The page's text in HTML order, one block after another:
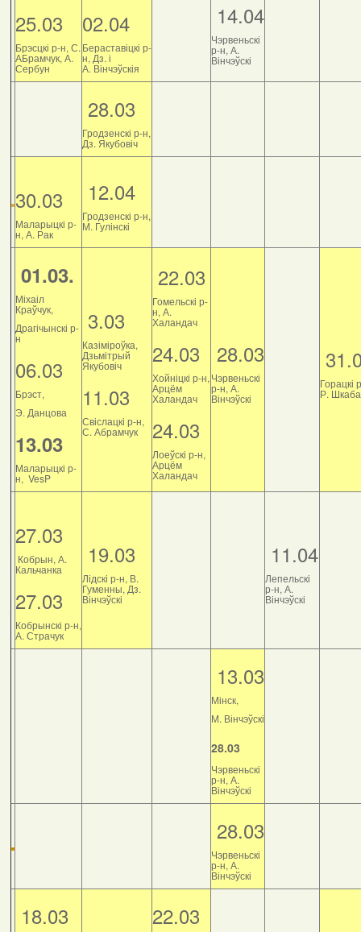
25.03
Брэсцкі р-н, С.
АБрамчук, А.
Сербун
02.04
Бераставіцкі р-
н, Дз. і
А. Вінчэўскія
14.04
Чэрвеньскі
р-н, А.
Вінчэўскі
28.03
Гродзенскі р-н,
Дз. Якубовіч
30.03
Маларыцкі р-
н, А. Рак
12.04
Гродзенскі р-н,
М. Гулінскі
01.03.
Міхаіл
Краўчук,
Драгічынскі р-
н
06.03
Брэст,
Э. Данцова
13.03
Маларыцкі р-
н, VesP
3.03
Казіміроўка,
Дзьмітрый
Якубовіч
11.03
Свіслацкі р-н,
С. Абрамчук
22.03
Гомельскі р-
н, А.
Халандач
24.03
Хойніцкі р-н,
Арцём
Халандач
24.03
Лоеўскі р-н,
Арцём
Халандач
28.03
Чэрвеньскі
р-н, А.
Вінчэўскі
Горацкі
Р.
27.03
Кобрын, А.
Кальчанка
27.03
Кобрынскі р-н,
А. Страчук
19.03
Лідскі р-н, В.
Гуменны, Дз.
Вінчэўскі
11.04
Лепельскі
р-н, А.
Вінчэўскі
13.03
Мінск,
М. Вінчэўскі
28.03
Чэрвеньскі
р-н, А.
Вінчэўскі
28.03
Чэрвеньскі
р-н, А.
Вінчэўскі
18.03 22.03